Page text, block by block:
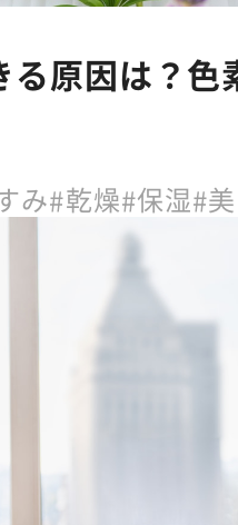
る原因は？色
み 乾燥 保湿